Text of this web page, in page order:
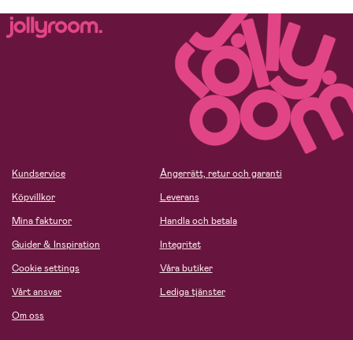
Kundservice
Köpvillkor
Mina fakturor
Guider & Inspiration
Cookie settings
Vårt ansvar
Om oss
Ångerrätt, retur och garanti
Leverans
Handla och betala
Integritet
Våra butiker
Lediga tjänster